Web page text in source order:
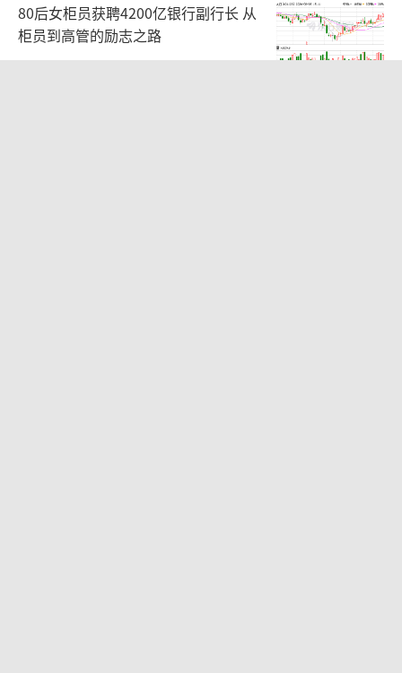
80后女柜员获聘4200亿银行副行长 从
柜员到高管的励志之路
2026-08-06 15:12:35